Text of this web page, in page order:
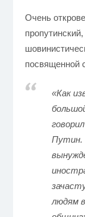
Очень
посвященной
«Как
Путин.
людям